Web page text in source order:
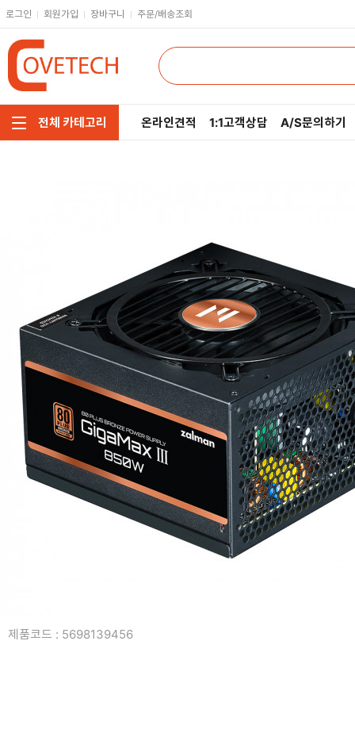
로그인 회원가입 장바구니 주문/배송조회
전체 카테고리
소프트웨어/멀티탭/공구
헤드셋/태블릿/휴대폰
복합기/프린터/사무기기
VGA
SSD
HDD
ODD
케이스
파워
키보드
조립비
온라인견적 1:1고객상담 A/S문의하기
제품코드 : 5698139456